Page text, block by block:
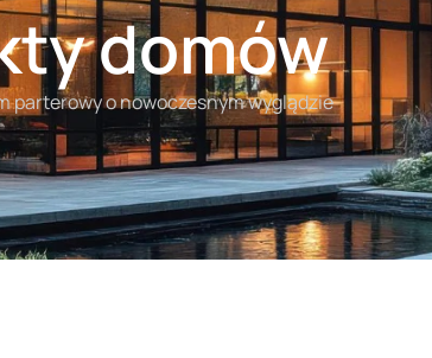
domów
parterowy o nowoczesnym wyglądzie